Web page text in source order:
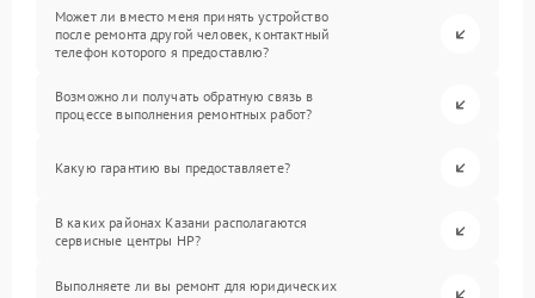
Может ли вместо меня принять устройство
после ремонта другой человек, контактный
телефон которого я предоставлю?
Возможно ли получать обратную связь в
процессе выполнения ремонтных работ?
Какую гарантию вы предоставляете?
В каких районах Казани располагаются
сервисные центры HP?
Выполняете ли вы ремонт для юридических